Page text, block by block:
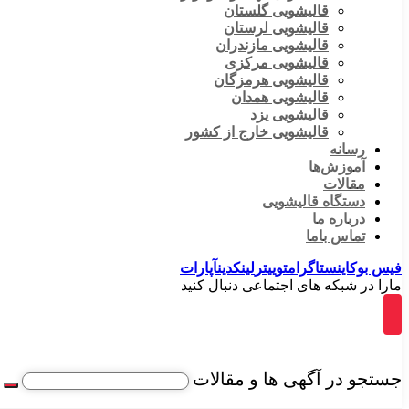
قالیشویی گلستان
قالیشویی لرستان
قالیشویی مازندران
قالیشویی مرکزی
قالیشویی هرمزگان
قالیشویی همدان
قالیشویی یزد
قالیشویی خارج از کشور
رسانه
آموزش‌ها
مقالات
دستگاه قالیشویی
درباره ما
تماس باما
فیس بوکاینستاگرامتوییتر لینکدینآپارات
مارا در شبکه های اجتماعی دنبال کنید
جستجو در آگهی ها و مقالات